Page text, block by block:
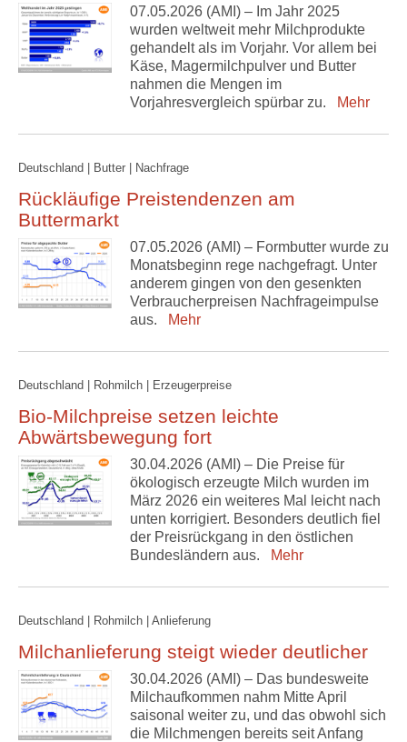
07.05.2026 (AMI) – Im Jahr 2025
wurden weltweit mehr Milchprodukte
gehandelt als im Vorjahr. Vor allem bei
Käse, Magermilchpulver und Butter
nahmen die Mengen im
Vorjahresvergleich spürbar zu.
Mehr
Deutschland | Butter | Nachfrage
Rückläufige Preistendenzen am
Buttermarkt
07.05.2026 (AMI) – Formbutter wurde zu
Monatsbeginn rege nachgefragt. Unter
anderem gingen von den gesenkten
Verbraucherpreisen Nachfrageimpulse
aus.
Mehr
Deutschland | Rohmilch | Erzeugerpreise
Bio-Milchpreise setzen leichte
Abwärtsbewegung fort
30.04.2026 (AMI) – Die Preise für
ökologisch erzeugte Milch wurden im
März 2026 ein weiteres Mal leicht nach
unten korrigiert. Besonders deutlich fiel
der Preisrückgang in den östlichen
Bundesländern aus.
Mehr
Deutschland | Rohmilch | Anlieferung
Milchanlieferung steigt wieder deutlicher
30.04.2026 (AMI) – Das bundesweite
Milchaufkommen nahm Mitte April
saisonal weiter zu, und das obwohl sich
die Milchmengen bereits seit Anfang